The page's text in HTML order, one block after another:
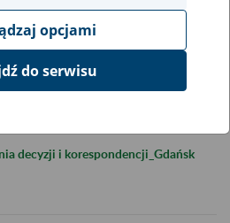
decyzji i korespondencji_Gdańsk
opcjami
do serwisu